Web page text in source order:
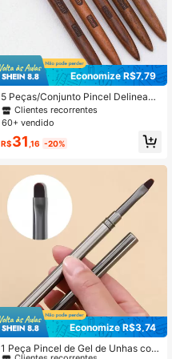
Economize R$7,79
5 Peças/Conjunto Pincel Delineado
r de Unhas com Cabo de Madeira,
Conjunto de Canetas Desenhadora
alhes Pequenos, Pintura Fina de Un
Unhas com Cobertura de Metal
Clientes recorrentes
60+ vendido
R$31 ,16 -20%
Economize R$3,74
1 Peça Pincel de Gel de Unhas com
#3 Mais Vendido
em Metal Pincéis para Nail Art
Clientes recorrentes